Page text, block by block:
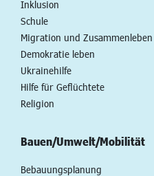
Inklusion
Schule
Migration und Zusammenleben
Demokratie leben
Ukrainehilfe
Hilfe für Geflüchtete
Religion
Bauen/Umwelt/Mobilität
Bebauungsplanung